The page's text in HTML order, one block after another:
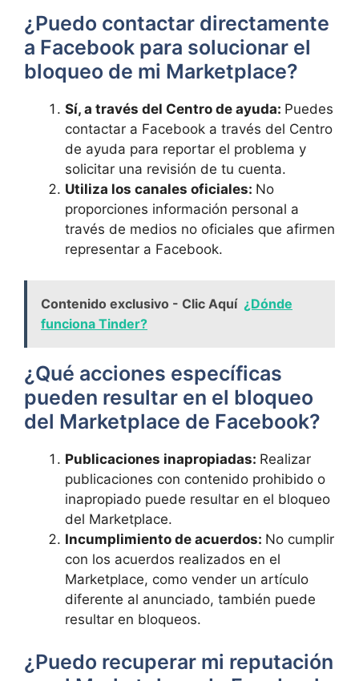
¿Puedo contactar directamente
a Facebook⁢ para solucionar el
bloqueo de mi Marketplace?
Sí,‌ a través del‌ Centro⁤ de ​ayuda: Puedes
contactar a Facebook a través del Centro
de ayuda para reportar ‍el problema y
solicitar una revisión de tu cuenta.
Utiliza los ⁣canales oficiales: No
proporciones información personal a
través de ‌medios ⁢no oficiales⁣ que afirmen
‍representar‌ a Facebook.
Contenido exclusivo - Clic Aquí ¿Dónde
funciona Tinder?
¿Qué⁢ acciones específicas
pueden resultar en el bloqueo ​
del Marketplace de Facebook?
Publicaciones ​inapropiadas: Realizar
‌publicaciones‌ con contenido‍ prohibido o
inapropiado puede resultar⁤ en el‌ bloqueo
‍del Marketplace.
Incumplimiento de acuerdos: No⁣ cumplir
con los​ acuerdos⁤ realizados en el
Marketplace, como⁢ vender un artículo
diferente al anunciado, también puede ​
resultar en bloqueos.
¿Puedo recuperar⁢ mi reputación